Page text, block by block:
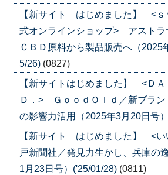
【新サイト はじめました】 <ｓ
式オンラインショップ> アストラ
ＣＢＤ原料から製品販売へ（2025
5/26) (0827)
【新サイトはじめました】 <ＤＡ
Ｄ．> ＧｏｏｄＯｌｄ／新ブラン
の影響力活用（2025年3月20日号
【新サイト はじめました】 <
戸新聞社／発見力生かし、兵庫の
1月23日号）('25/01/28) (0811)